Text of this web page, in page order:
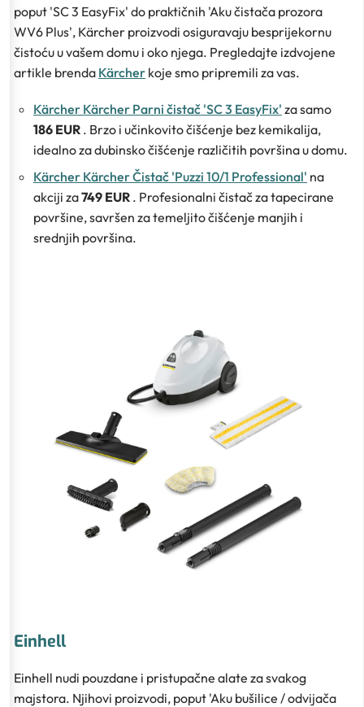
poput 'SC 3 EasyFix' do praktičnih 'Aku čistača prozora
WV6 Plus', Kärcher proizvodi osiguravaju besprijekornu
čistoću u vašem domu i oko njega. Pregledajte izdvojene
artikle brenda Kärcher koje smo pripremili za vas.
Kärcher Kärcher Parni čistač 'SC 3 EasyFix' za samo
186 EUR . Brzo i učinkovito čišćenje bez kemikalija,
idealno za dubinsko čišćenje različitih površina u domu.
Kärcher Kärcher Čistač 'Puzzi 10/1 Professional' na
akciji za749 EUR . Profesionalni čistač za tapecirane
površine, savršen za temeljito čišćenje manjih i
srednjih površina.
Einhell
Einhell nudi pouzdane i pristupačne alate za svakog
majstora. Njihovi proizvodi, poput 'Aku bušilice / odvijača